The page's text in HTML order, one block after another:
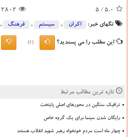
5.0
/ 5
2802
تگهای خبر: اكران , سیستم , فرهنگ ,
این مطلب را می پسندید؟ (1)
تازه ترین مطالب مرتبط
ترافیک سنگین در محورهای اصلی پایتخت
رایگان شدن سینما برای یک گروه خاص
چهار ماه است مردم خونخواه رهبر شهید انقلاب هستند